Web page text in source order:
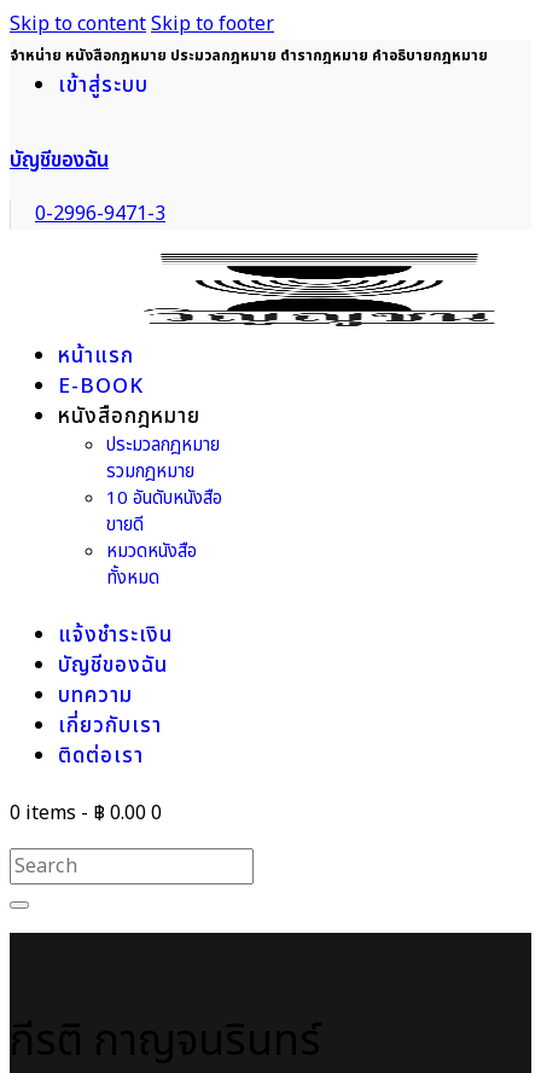
Skip to contentSkip to footer
จำหน่าย หนังสือกฎหมาย ประมวลกฎหมาย ตำรากฎหมาย คำอธิบายกฎหมาย
เข้าสู่ระบบ
บัญชีของฉัน
0-2996-9471-3
หน้าแรก
E-BOOK
หนังสือกฎหมาย
ประมวลกฎหมาย
รวมกฎหมาย
10 อันดับหนังสือ
ขายดี
หมวดหนังสือ
ทั้งหมด
แจ้งชำระเงิน
บัญชีของฉัน
บทความ
เกี่ยวกับเรา
ติดต่อเรา
0 items - ฿ 0.000